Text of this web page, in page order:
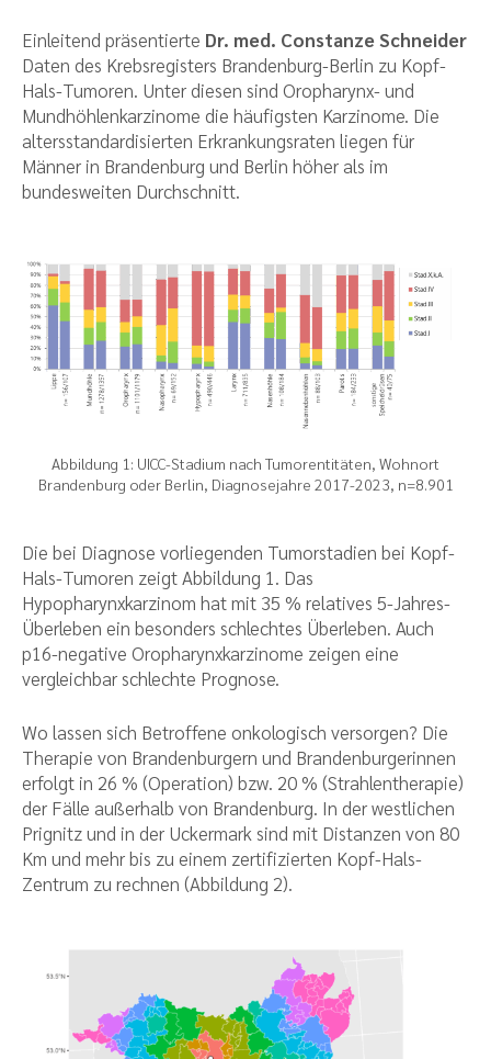
Einleitend präsentierte Dr. med. Constanze Schneider
Daten des Krebsregisters Brandenburg-Berlin zu Kopf-
Hals-Tumoren. Unter diesen sind Oropharynx- und
Mundhöhlenkarzinome die häufigsten Karzinome. Die
altersstandardisierten Erkrankungsraten liegen für
Männer in Brandenburg und Berlin höher als im
bundesweiten Durchschnitt.
Abbildung 1: UICC-Stadium nach Tumorentitäten, Wohnort
Brandenburg oder Berlin, Diagnosejahre 2017-2023, n=8.901
Die bei Diagnose vorliegenden Tumorstadien bei Kopf-
Hals-Tumoren zeigt Abbildung 1. Das
Hypopharynxkarzinom hat mit 35 % relatives 5-Jahres-
Überleben ein besonders schlechtes Überleben. Auch
p16-negative Oropharynxkarzinome zeigen eine
vergleichbar schlechte Prognose.
Wo lassen sich Betroffene onkologisch versorgen? Die
Therapie von Brandenburgern und Brandenburgerinnen
erfolgt in 26 % (Operation) bzw. 20 % (Strahlentherapie)
der Fälle außerhalb von Brandenburg. In der westlichen
Prignitz und in der Uckermark sind mit Distanzen von 80
Km und mehr bis zu einem zertifizierten Kopf-Hals-
Zentrum zu rechnen (Abbildung 2).